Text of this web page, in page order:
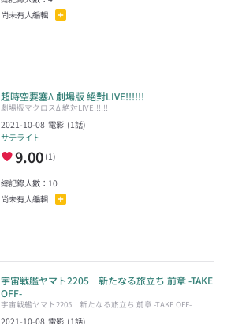
尚未有人編輯
超時空要塞Δ 劇場版 絕對LIVE!!!!!!
劇場版マクロスΔ 絶対LIVE!!!!!!
2021-10-08 電影 (1話)
サテライト
9.00 (1)
總記錄人數： 10
尚未有人編輯
宇宙戦艦ヤマト2205 新たなる旅立ち 前章 -TAKE
OFF-
宇宙戦艦ヤマト2205 新たなる旅立ち 前章 -TAKE OFF-
2021-10-08 電影 (1話)